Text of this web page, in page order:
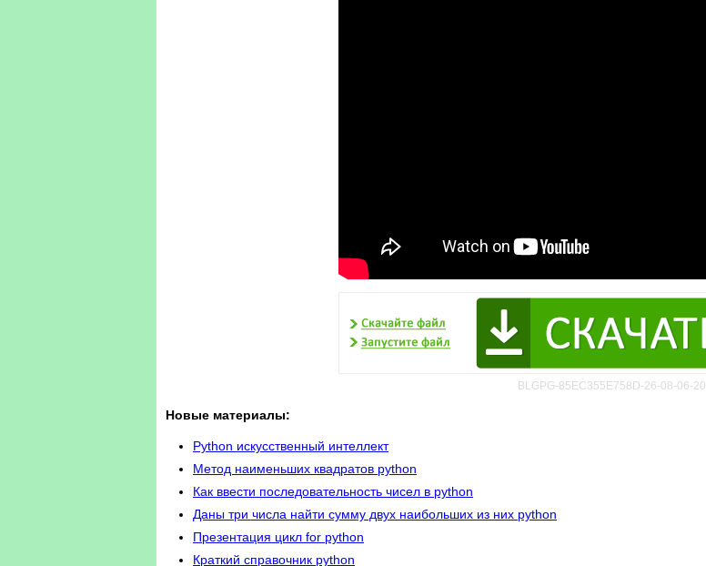
BLGPG-85EC355E758D-26-08-06-20
Новые материалы:
Python искусственный интеллект
Метод наименьших квадратов python
Как ввести последовательность чисел в python
Даны три числа найти сумму двух наибольших из них python
Презентация цикл for python
Краткий справочник python